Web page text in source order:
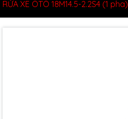
RỬA XE ÔTÔ 18M14.5-2.2S4 (1 pha)